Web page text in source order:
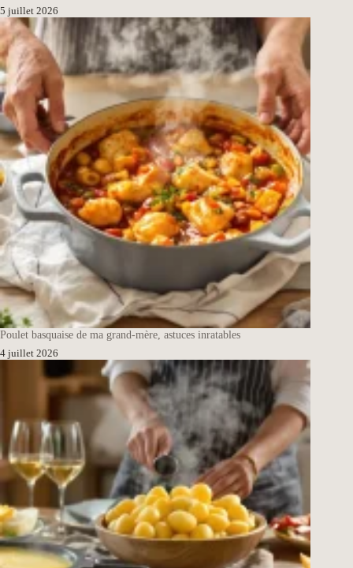
5 juillet 2026
Poulet basquaise de ma grand-mère, astuces inratables
4 juillet 2026